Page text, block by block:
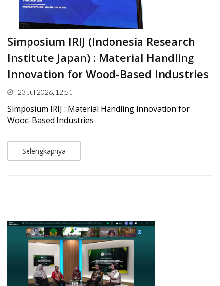
Simposium IRIJ (Indonesia Research
Institute Japan) : Material Handling
Innovation for Wood-Based Industries
23 Jul 2026, 12:51
Simposium IRIJ : Material Handling Innovation for
Wood-Based Industries
Selengkapnya